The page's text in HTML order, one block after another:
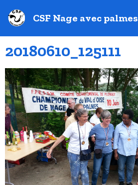
CSF Nage avec palmes
20180610_125111